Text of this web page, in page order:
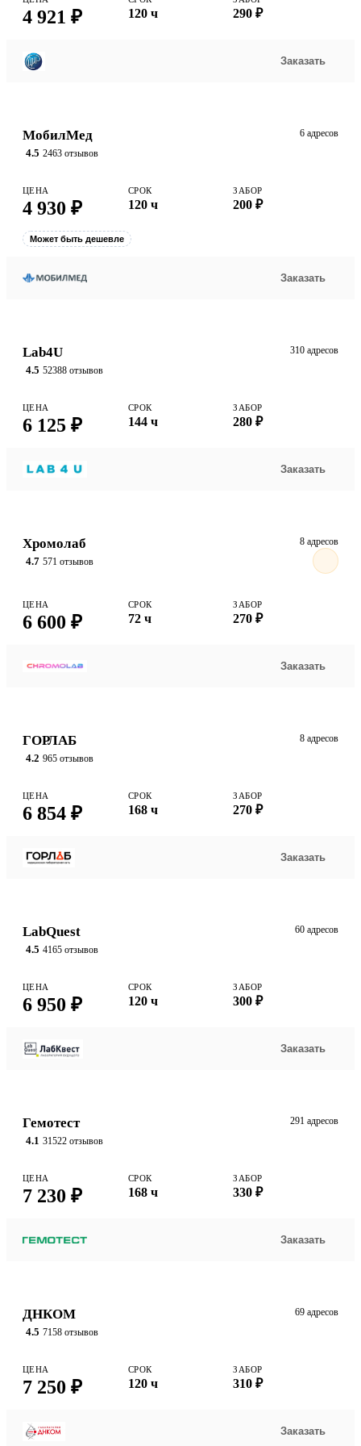
4 921 ₽ 120 ч 290 ₽
Заказать
МобилМед
4.5 2463 отзывов
6 адресов
ЦЕНА
4 930 ₽
СРОК
120 ч
ЗАБОР
200 ₽
Может быть дешевле
Заказать
Lab4U
4.5 52388 отзывов
310 адресов
ЦЕНА
6 125 ₽
СРОК
144 ч
ЗАБОР
280 ₽
Заказать
Хромолаб
4.7 571 отзывов
8 адресов
ЦЕНА
6 600 ₽
СРОК
72 ч
ЗАБОР
270 ₽
Заказать
ГОРЛАБ
4.2 965 отзывов
8 адресов
ЦЕНА
6 854 ₽
СРОК
168 ч
ЗАБОР
270 ₽
Заказать
LabQuest
4.5 4165 отзывов
60 адресов
ЦЕНА
6 950 ₽
СРОК
120 ч
ЗАБОР
300 ₽
Заказать
Гемотест
4.1 31522 отзывов
291 адресов
ЦЕНА
7 230 ₽
СРОК
168 ч
ЗАБОР
330 ₽
Заказать
ДНКОМ
4.5 7158 отзывов
69 адресов
ЦЕНА
7 250 ₽
СРОК
120 ч
ЗАБОР
310 ₽
Заказать